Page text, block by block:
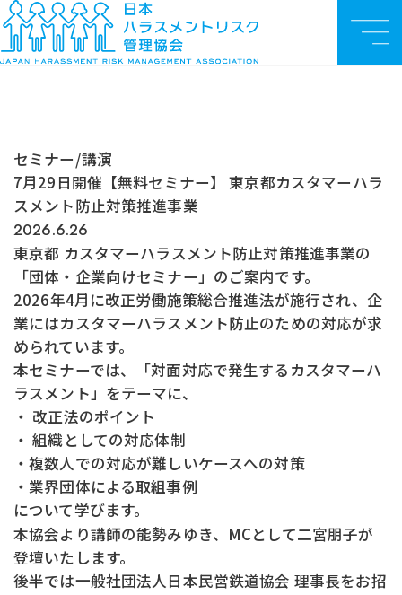
お知らせ
TO
P
セミナー/講
演
7月29日開催【無料セミナー】 東京都カスタマーハラスメント防止
対策推進事業
セミナー/講演
7月29日開催【無料セミナー】 東京都カスタマーハラ
スメント防止対策推進事業
2026.6.26
東京都 カスタマーハラスメント防止対策推進事業の
「団体・企業向けセミナー」のご案内です。
2026年4月に改正労働施策総合推進法が施行され、企
業にはカスタマーハラスメント防止のための対応が求
められています。
本セミナーでは、「対面対応で発生するカスタマーハ
ラスメント」 をテーマに、
・ 改正法のポイント
・ 組織としての対応体制
・複数人での対応が難しいケースへの対策
・業界団体による取組事例
について学びます。
本協会より講師の能勢みゆき、MCとして二宮朋子が
登壇いたします。
後半では一般社団法人日本民営鉄道協会 理事長をお招